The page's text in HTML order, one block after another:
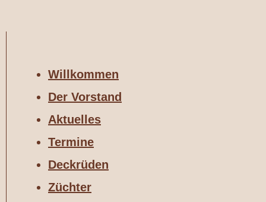
Willkommen
Der Vorstand
Aktuelles
Termine
Deckrüden
Züchter